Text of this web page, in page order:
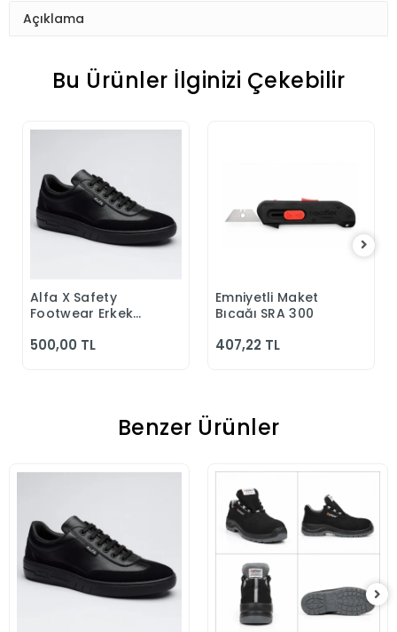
Açıklama
Bu Ürünler İlginizi Çekebilir
Sepete Ekle
Alfa X Safety
Footwear Erkek
Klasik Ayakkabı
500,00 TL
Sepete Ekle
Emniyetli Maket
Bıçağı SRA 300
407,22 TL
Benzer Ürünler